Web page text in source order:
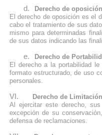
d.
Derecho de
El derecho de oposición es el
cabo el tratamiento de sus
mismo para determinadas
de sus datos indicando las
e.
Derecho de
El derecho a la portabilidad
formato estructurado, de uso
personales.
VI.
Derecho de
Al ejercitar este derecho,
excepción de su
defensa de reclamaciones.